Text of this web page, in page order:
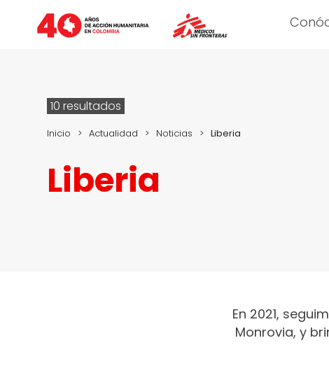
10 resultados
Inicio > Actualidad > Noticias > Liberia
Liberia
En 2021,
Monrovia, y